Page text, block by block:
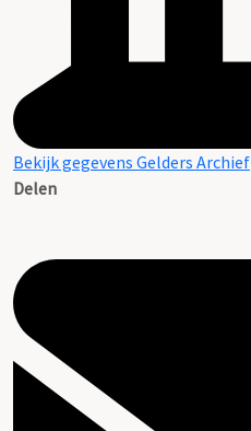
Bekijk gegevens Gelders Archief
Delen